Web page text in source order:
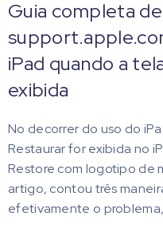
Guia completa
iPad quando a
exibida
No decorrer do uso do
Restaurar for exibida no
Restore com logotipo de
artigo, contou três
efetivamente o